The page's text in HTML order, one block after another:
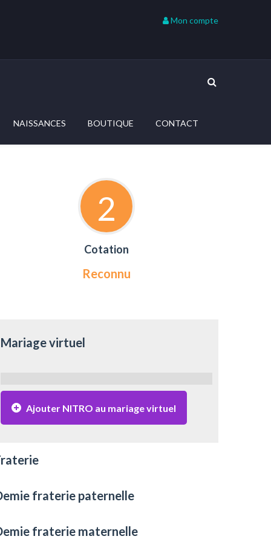
Mon compte
NAISSANCES BOUTIQUE CONTACT
2
Cotation
Reconnu
Mariage virtuel
Ajouter NITRO au mariage virtuel
fraterie paternelle
fraterie maternelle